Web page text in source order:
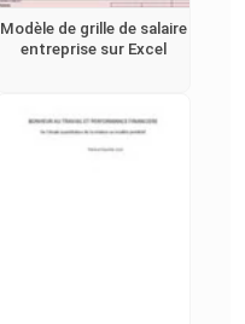
Modèle de grille de salaire
entreprise sur Excel